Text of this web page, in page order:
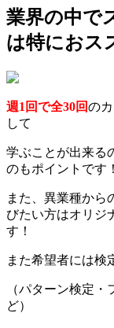
業界の中で
は特におス
週1回で全30回の
して
学ぶことが出来る
のもポイントです！
また、異業種から
びたい方はオリジ
す！
また希望者には検
（パターン検定
ど）